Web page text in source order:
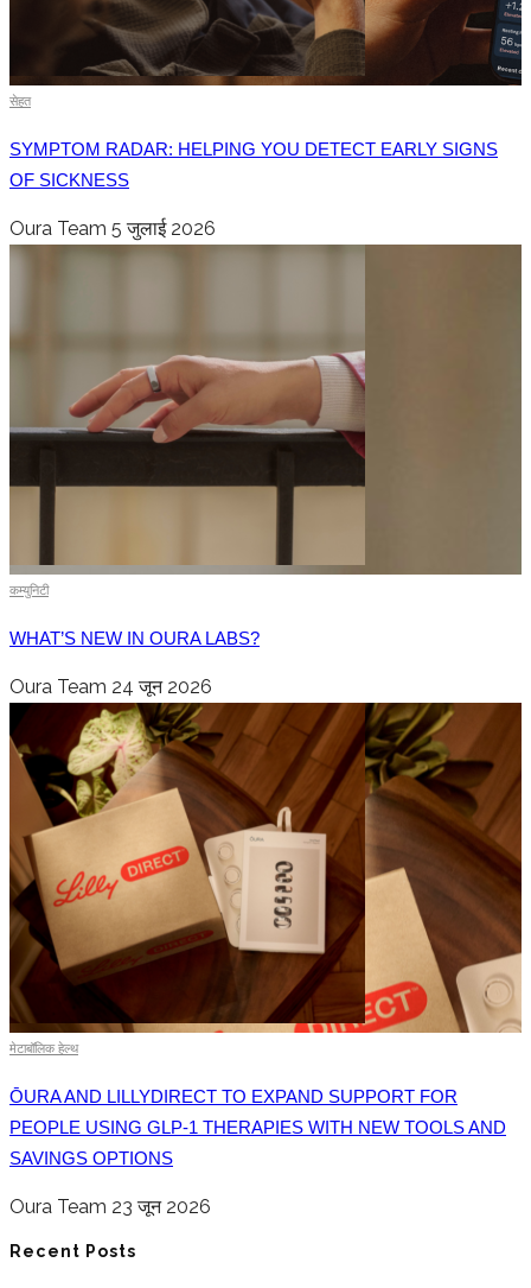
सेहत
SYMPTOM RADAR: HELPING YOU DETECT EARLY SIGNS
OF SICKNESS
Oura Team 5 जुलाई 2026
कम्युनिटी
WHAT’S NEW IN OURA LABS?
Oura Team 24 जून 2026
मेटाबॉलिक हेल्थ
ŌURA AND LILLYDIRECT TO EXPAND SUPPORT FOR
PEOPLE USING GLP-1 THERAPIES WITH NEW TOOLS AND
SAVINGS OPTIONS
Oura Team 23 जून 2026
Recent Posts